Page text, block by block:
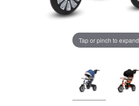
JUCARII
BALANSOARE COPII
BABY MONITORS
Tap or pinch to expand
Chrome cu detalii negre
Verde cu detalii negre